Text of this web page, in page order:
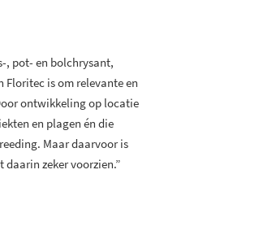
, pot- en bolchrysant,
Floritec is om relevante en
ontwikkeling op locatie
en plagen én die
Maar daarvoor is
zeker voorzien.”